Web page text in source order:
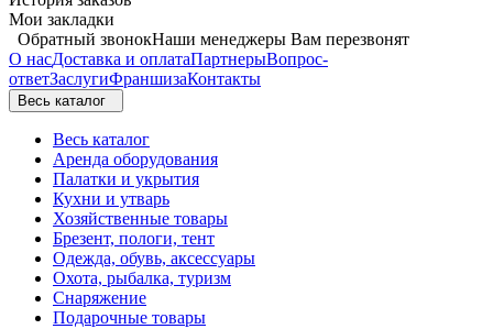
Мои закладки
Обратный звонокНаши менеджеры Вам перезвонят
О насДоставка и оплатаПартнерыВопрос-
ответЗаслугиФраншизаКонтакты
Весь каталог
Весь каталог
Аренда оборудования
Палатки и укрытия
Кухни и утварь
Хозяйственные товары
Брезент, пологи, тент
Одежда, обувь, аксессуары
Охота, рыбалка, туризм
Снаряжение
Подарочные товары